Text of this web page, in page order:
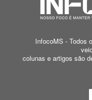
InfocoMS - Todos
colunas e artigos são